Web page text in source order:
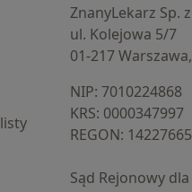
ZnanyLekarz Sp.
ul. Kolejowa 5/7
01-217
NIP: ⁠7010224868
KRS: ⁠0000347997
REGON:
Sąd Rejonowy